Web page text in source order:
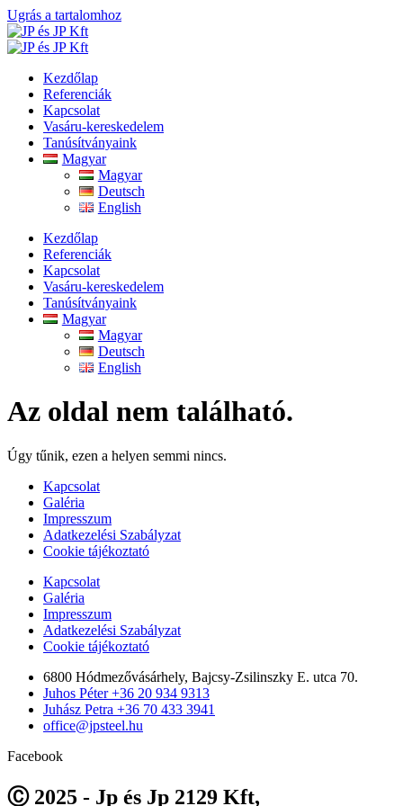
Ugrás a tartalomhoz
Kezdőlap
Referenciák
Kapcsolat
Vasáru-kereskedelem
Tanúsítványaink
Magyar
Magyar
Deutsch
English
Kezdőlap
Referenciák
Kapcsolat
Vasáru-kereskedelem
Tanúsítványaink
Magyar
Magyar
Deutsch
English
Az oldal nem található.
Úgy tűnik, ezen a helyen semmi nincs.
Kapcsolat
Galéria
Impresszum
Adatkezelési Szabályzat
Cookie tájékoztató
Kapcsolat
Galéria
Impresszum
Adatkezelési Szabályzat
Cookie tájékoztató
6800 Hódmezővásárhely, Bajcsy-Zsilinszky E. utca 70.
Juhos Péter +36 20 934 9313
Juhász Petra +36 70 433 3941
office@jpsteel.hu
Facebook
Ⓒ 2025 - Jp és Jp 2129 Kft,